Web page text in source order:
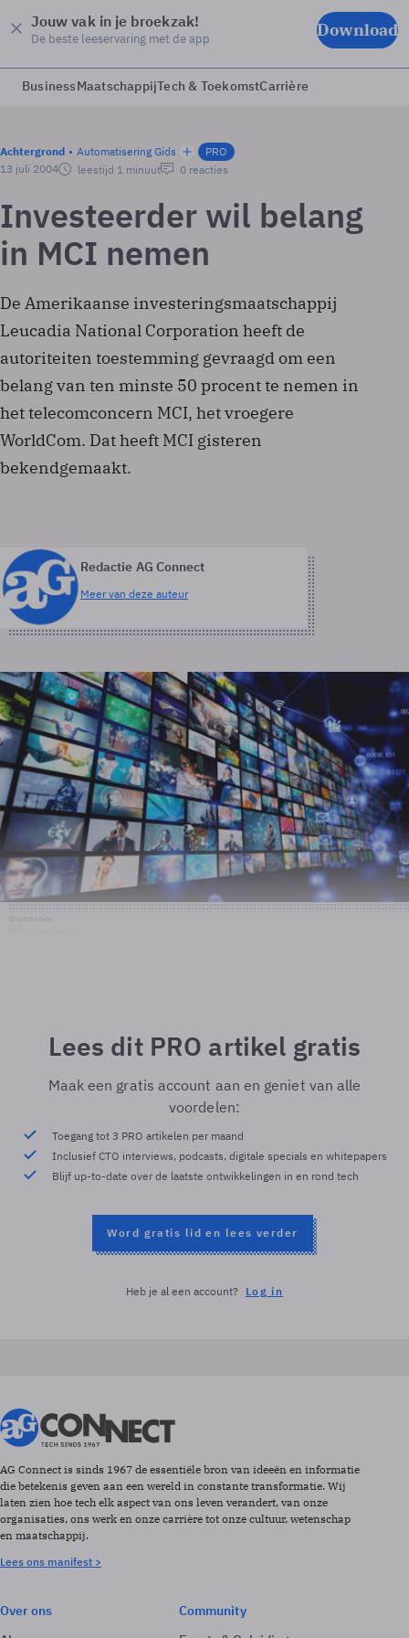
Jouw vak in je broekzak!
De beste leeservaring met de app Download
BusinessMaatschappijTech & ToekomstCarrière
Achtergrond Automatisering Gids
PRO
13 juli 2004
leestijd 1 minuut 0 reacties
Investeerder wil belang
in MCI nemen
De Amerikaanse investeringsmaatschappij
Leucadia National Corporation heeft de
autoriteiten toestemming gevraagd om een
belang van ten minste 50 procent te nemen in
het telecomconcern MCI, het vroegere
WorldCom. Dat heeft MCI gisteren
bekendgemaakt.
Redactie AG Connect
Meer van deze auteur
Lees dit PRO artikel gratis
Maak een gratis account aan en geniet van alle
voordelen:
Toegang tot 3 PRO artikelen per maand
Inclusief CTO interviews, podcasts, digitale specials en whitepapers
Blijf up-to-date over de laatste ontwikkelingen in en rond tech
Word gratis lid en lees verder
Heb je al een account? Log in
AG Connect is sinds 1967 de essentiële bron van ideeën en informatie
die betekenis geven aan een wereld in constante transformatie. Wij
laten zien hoe tech elk aspect van ons leven verandert, van onze
organisaties, ons werk en onze carrière tot onze cultuur, wetenschap
en maatschappij.
Lees ons manifest >
Over ons
Community